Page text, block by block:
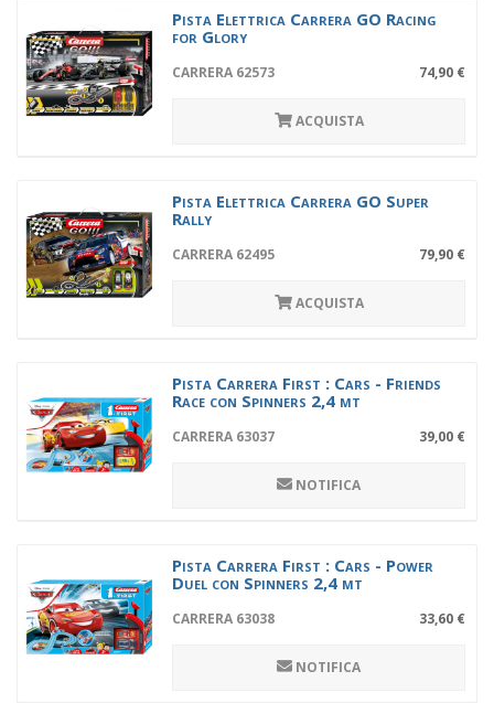
Pista Elettrica Carrera GO Racing
for Glory
CARRERA 62573 74,90 €
ACQUISTA
Pista Elettrica Carrera GO Super
Rally
CARRERA 62495 79,90 €
ACQUISTA
Pista Carrera First : Cars - Friends
Race con Spinners 2,4 mt
CARRERA 63037 39,00 €
NOTIFICA
Pista Carrera First : Cars - Power
Duel con Spinners 2,4 mt
CARRERA 63038 33,60 €
NOTIFICA